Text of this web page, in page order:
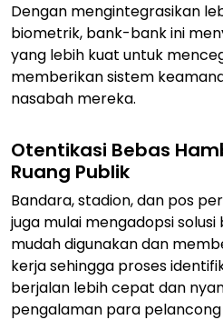
Dengan mengintegrasikan
biometrik, bank-bank ini
yang lebih kuat untuk
memberikan sistem
nasabah mereka.
Otentikasi Bebas
Ruang Publik
Bandara, stadion, dan pos
juga mulai mengadopsi
mudah digunakan dan
kerja sehingga proses
berjalan lebih cepat dan
pengalaman para